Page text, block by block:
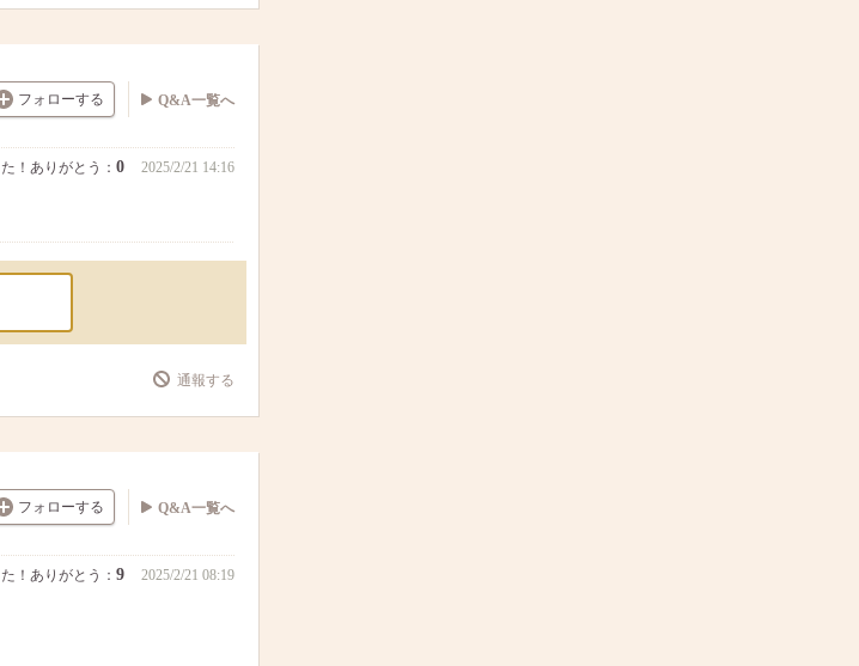
フォローする Q&A一覧へ
！ありがとう： 0 2025/2/21 14:16
通報する
フォローする Q&A一覧へ
！ありがとう： 9 2025/2/21 08:19